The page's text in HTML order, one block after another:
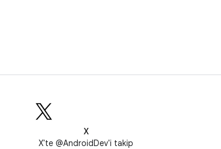
X
X'te @AndroidDev'i takip